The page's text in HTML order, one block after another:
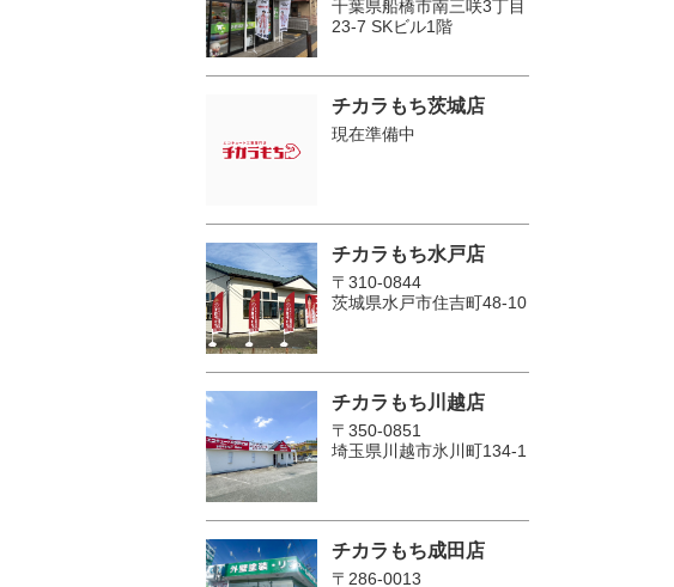
千葉県船橋市南三咲3丁目
23-7 SKビル1階
チカラもち茨城店
現在準備中
チカラもち水戸店
〒310-0844
茨城県水戸市住吉町48-10
チカラもち川越店
〒350-0851
埼玉県川越市氷川町134-1
チカラもち成田店
〒286-0013